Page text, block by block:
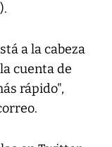
a la cabeza
cuenta de
rápido",